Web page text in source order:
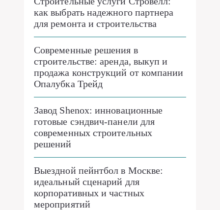
как выбрать надежного партнера
для ремонта и строительства
Современные решения в
строительстве: аренда, выкуп и
продажа конструкций от компании
Опалубка Трейд
Завод Shenox: инновационные
готовые сэндвич-панели для
современных строительных
решений
Выездной пейнтбол в Москве:
идеальный сценарий для
корпоративных и частных
мероприятий